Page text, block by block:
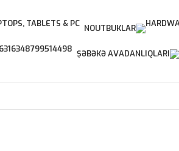
NOUTBUKLAR
ŞƏBƏKƏ AVADANLIQLARI